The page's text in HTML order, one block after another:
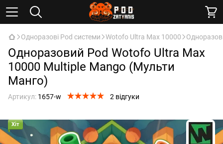
Одноразові Pod системи Wotofo Ultra Max 10000
Одноразовий Pod Wotofo Ultra Max
10000 Multiple Mango (Мульти
Манго)
Артикул: 1657-w 2 відгуки
Хіт